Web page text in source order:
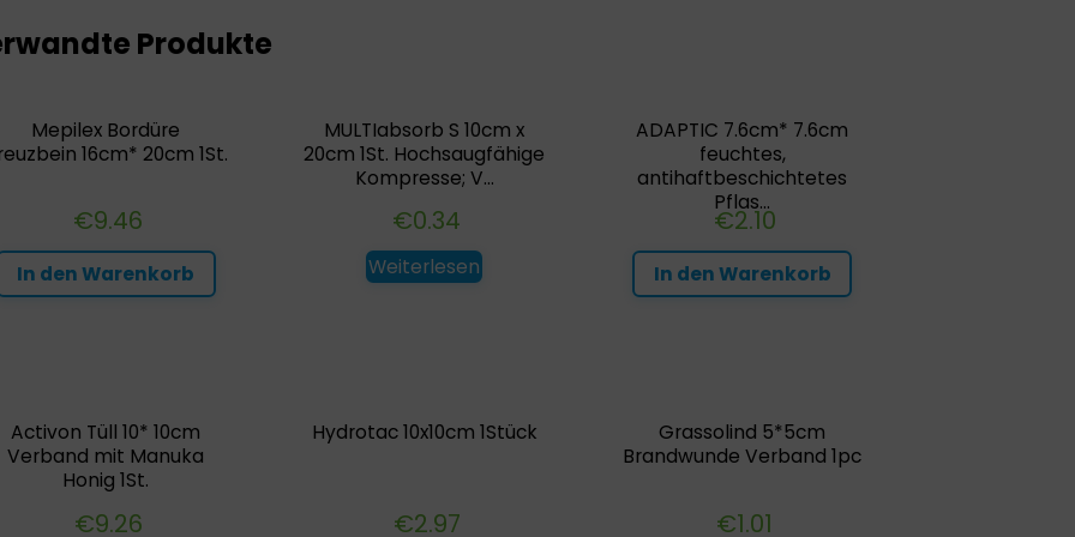
Produkte
Mepilex Bordüre
16cm* 20cm 1St.
€9.46
In den Warenkorb
MULTIabsorb S 10cm x
20cm 1St. Hochsaugfähige
Kompresse; V...
€0.34
Weiterlesen
ADAPTIC 7.6cm* 7.6cm
feuchtes,
antihaftbeschichtetes
Pflas...
€2.10
In den Warenkorb
Activon Tüll 10* 10cm
Verband mit Manuka
Honig 1St.
€9.26
Hydrotac 10x10cm 1Stück
€2.97
Grassolind 5*5cm
Brandwunde Verband 1pc
€1.01